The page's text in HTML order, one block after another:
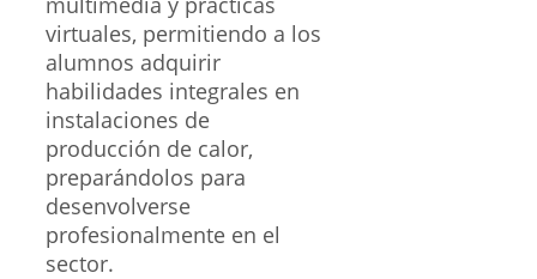
virtuales, permitiendo a los
alumnos adquirir
habilidades integrales en
instalaciones de
producción de calor,
preparándolos para
desenvolverse
profesionalmente en el
sector.